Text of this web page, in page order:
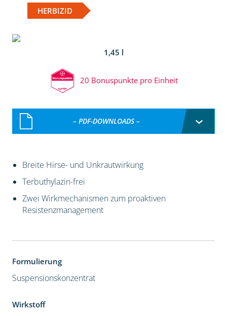
HERBIZID
1,45 l
20 Bonuspunkte pro Einheit
– PDF-DOWNLOADS –
Breite Hirse- und Unkrautwirkung
Terbuthylazin-frei
Zwei Wirkmechanismen zum proaktiven
Resistenzmanagement
Formulierung
Suspensionskonzentrat
Wirkstoff